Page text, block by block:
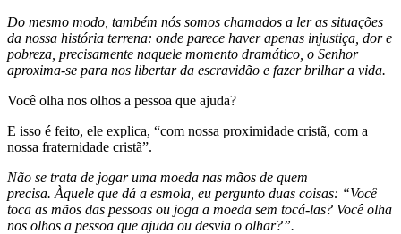
Do mesmo modo, também nós somos chamados a ler as situações
da nossa história terrena: onde parece haver apenas injustiça, dor e
pobreza, precisamente naquele momento dramático, o Senhor
aproxima-se para nos libertar da escravidão e fazer brilhar a vida.
Você olha nos olhos a pessoa que ajuda?
E isso é feito, ele explica, “com nossa proximidade cristã, com a
nossa fraternidade cristã”.
Não se trata de jogar uma moeda nas mãos de quem
precisa. Àquele que dá a esmola, eu pergunto duas coisas: “Você
toca as mãos das pessoas ou joga a moeda sem tocá-las? Você olha
nos olhos a pessoa que ajuda ou desvia o olhar?”.